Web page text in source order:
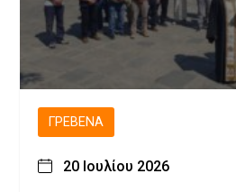
ΓΡΕΒΕΝΆ
20 Ιουλίου 2026